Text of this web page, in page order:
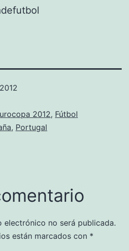
2012, Fútbol
, Portugal
electrónico no será publicada.
están marcados con *